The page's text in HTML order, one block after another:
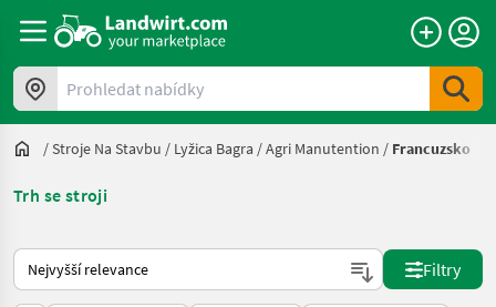
Prohledat nabídky
/Stroje Na Stavbu / Lyžica Bagra /Agri Manutention / Francuzsko
Trh se stroji
Takto se řadí nabídky na Landwirt.com
Filtry